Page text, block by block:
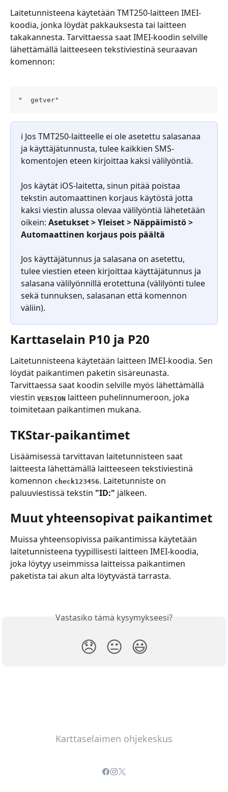
Laitetunnisteena käytetään TMT250-laitteen IMEI-
koodia, jonka löydät pakkauksesta tai laitteen
takakannesta. Tarvittaessa saat IMEI-koodin selville
lähettämällä laitteeseen tekstiviestinä seuraavan
komennon:
"  getver"
ℹ️ Jos TMT250-laitteelle ei ole asetettu salasanaa
ja käyttäjätunnusta, tulee kaikkien SMS-
komentojen eteen kirjoittaa kaksi välilyöntiä.
Jos käytät iOS-laitetta, sinun pitää poistaa
tekstin automaattinen korjaus käytöstä jotta
kaksi viestin alussa olevaa välilyöntiä lähetetään
oikein: Asetukset > Yleiset > Näppäimistö >
Automaattinen korjaus pois päältä
Jos käyttäjätunnus ja salasana on asetettu,
tulee viestien eteen kirjoittaa käyttäjätunnus ja
salasana välilyönnillä erotettuna (välilyönti tulee
sekä tunnuksen, salasanan että komennon
väliin).
Karttaselain P10 ja P20
Laitetunnisteena käytetään laitteen IMEI-koodia. Sen
löydät paikantimen paketin sisäreunasta.
Tarvittaessa saat koodin selville myös lähettämällä
viestin VERSION laitteen puhelinnumeroon, joka
toimitetaan paikantimen mukana.
TKStar-paikantimet
Lisäämisessä tarvittavan laitetunnisteen saat
laitteesta lähettämällä laitteeseen tekstiviestinä
komennon check123456. Laitetunniste on
paluuviestissä tekstin "ID:" jälkeen.
Muut yhteensopivat paikantimet
Muissa yhteensopivissa paikantimissa käytetään
laitetunnisteena tyypillisesti laitteen IMEI-koodia,
joka löytyy useimmissa laitteissa paikantimen
paketista tai akun alta löytyvästä tarrasta.
Vastasiko tämä kysymykseesi?
😞 😐 😃
Karttaselaimen ohjekeskus